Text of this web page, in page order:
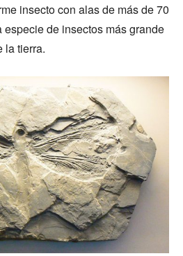
insecto con alas de más de 70
de insectos más grande
la tierra.